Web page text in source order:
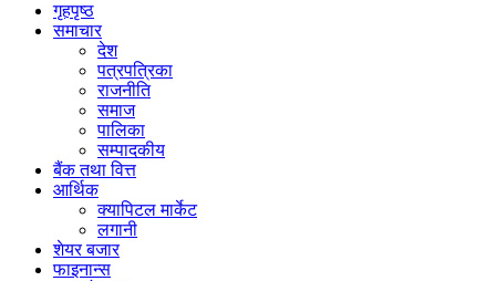
गृहपृष्ठ
समाचार
देश
पत्रपत्रिका
राजनीति
समाज
पालिका
सम्पादकीय
बैंक तथा वित्त
आर्थिक
क्यापिटल मार्केट
लगानी
शेयर बजार
फाइनान्स